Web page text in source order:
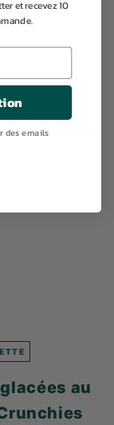
au
et recevez 10
des emails